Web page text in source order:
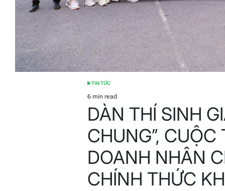
POSTED
IN
TIN TỨC
Estimated
read
time
6 min read
DÀN THÍ SINH
CHUNG”, CUỘC
DOANH NHÂN
CHÍNH THỨC